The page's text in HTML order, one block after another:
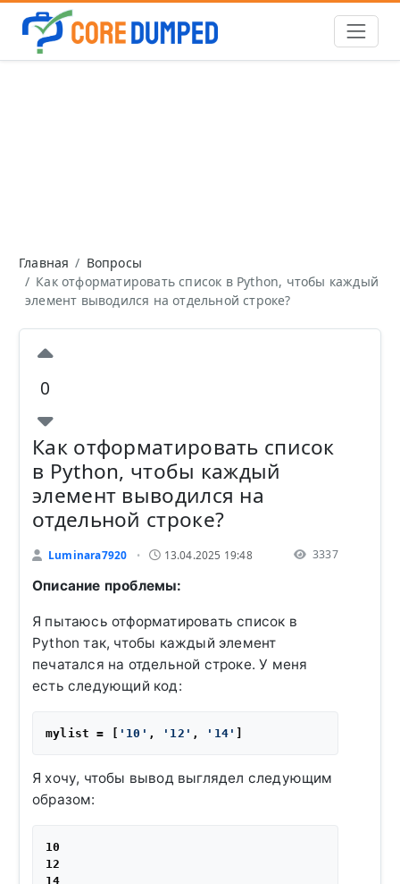
Главная
Вопросы
Как отформатировать список в Python, чтобы каждый
элемент выводился на отдельной строке?
0
Как отформатировать список
в Python, чтобы каждый
элемент выводился на
отдельной строке?
Luminara7920 • 13.04.2025 19:48 3337
Описание проблемы:
Я пытаюсь отформатировать список в
Python так, чтобы каждый элемент
печатался на отдельной строке. У меня
есть следующий код:
mylist = [ '10' , '12' , '14'
Я хочу, чтобы вывод выглядел следующим
образом:
10
12